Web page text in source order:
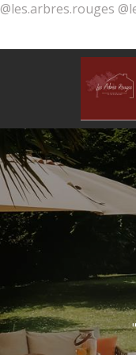
@les.arbres.rouges